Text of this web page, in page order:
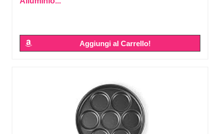
Aggiungi al Carrello!